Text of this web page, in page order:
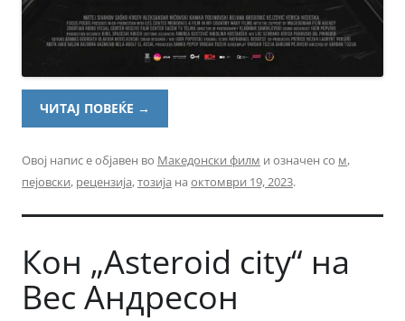
ЧИТАЈ ПОВЕЌЕ →
Овој напис е објавен во Македонски филм и означен со м,
пејовски, рецензија,тозија на октомври 19, 2023.
Кон „Asteroid city“ на
Вес Андресон